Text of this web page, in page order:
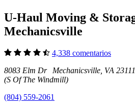
U-Haul Moving &
Mechanicsville
4,338 comentarios
8083 Elm Dr Mechanicsville, VA 23111
(S Of The Windmill)
(804) 559-2061